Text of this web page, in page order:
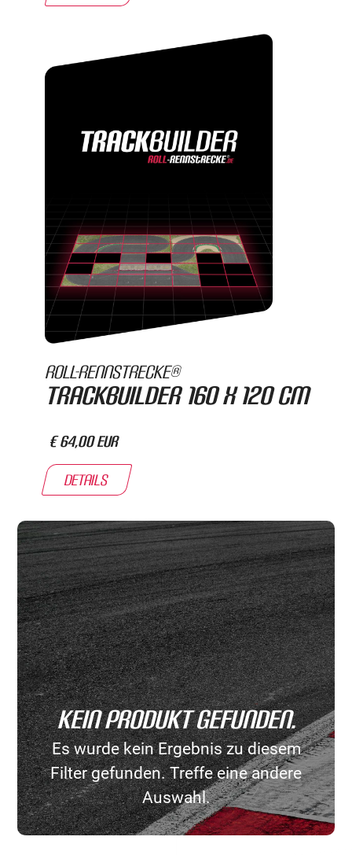
Roll-Rennstrecke®
Trackbuilder 160 x 120 cm
€ 64,00 EUR
Details
Kein Produkt gefunden.
Es wurde kein Ergebnis zu diesem
Filter gefunden. Treffe eine andere
Auswahl.